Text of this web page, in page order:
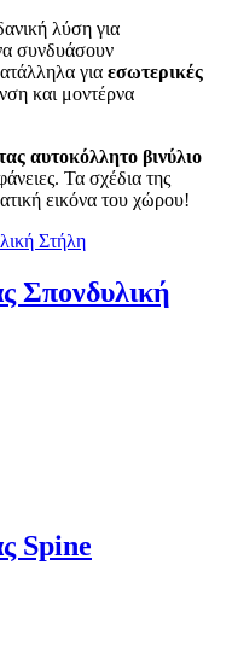
λύση για
συνδυάσουν
για εσωτερικές
και μοντέρνα
αυτοκόλλητο βινύλιο
Τα σχέδια της
εικόνα του χώρου!
Σπονδυλική
Spine